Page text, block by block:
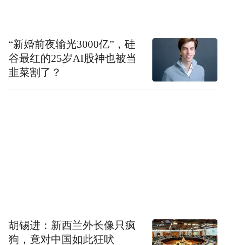
“新婚前夜输光3000亿”，硅
谷最红的25岁AI股神也被当
韭菜割了？
胡锡进：新西兰外长像只疯
狗，竟对中国如此狂吠